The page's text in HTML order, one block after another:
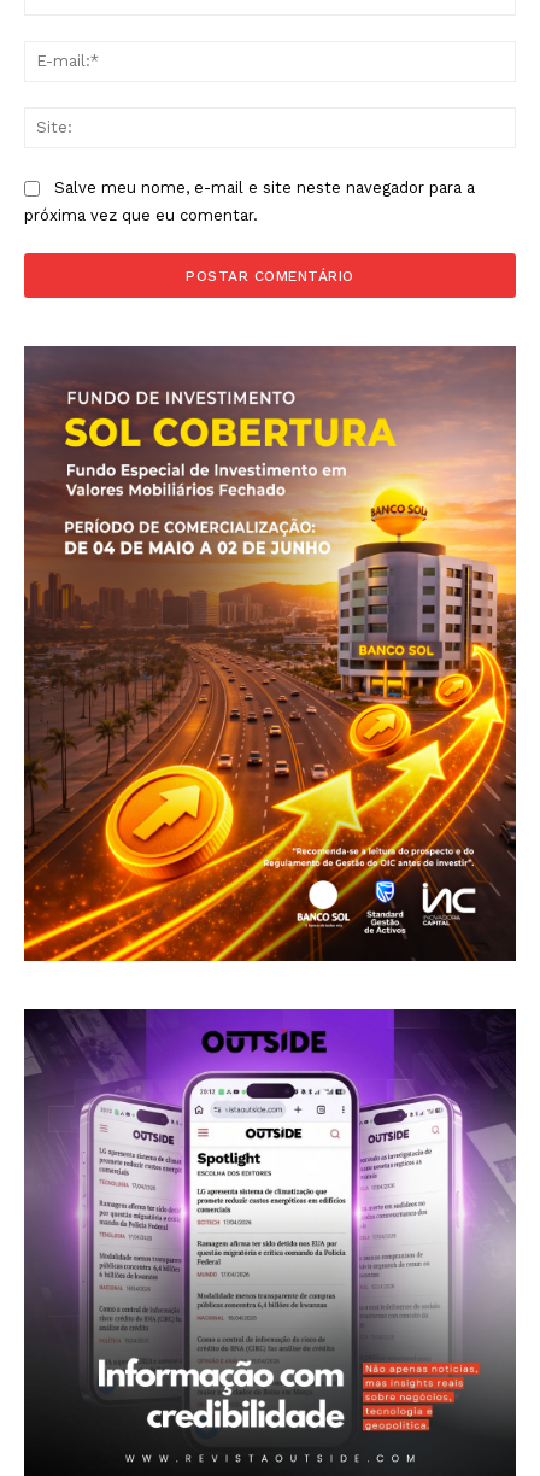
Salve meu nome, e-mail e site neste navegador para a
próxima vez que eu comentar.